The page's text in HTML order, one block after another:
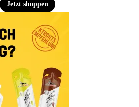
Jetzt shoppen